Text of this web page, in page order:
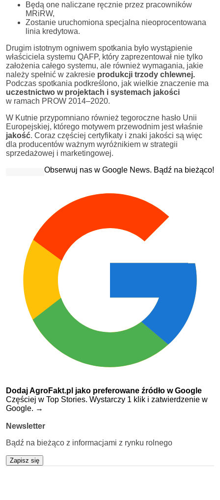
Będą one naliczane ręcznie przez pracowników
MRiRW,
Zostanie uruchomiona specjalna nieoprocentowana
linia kredytowa.
Drugim istotnym ogniwem spotkania było wystąpienie
właściciela systemu QAFP, który zaprezentował nie tylko
założenia całego systemu, ale również wymagania, jakie
należy spełnić w zakresie produkcji trzody chlewnej.
Podczas spotkania podkreślono, jak wielkie znaczenie ma
uczestnictwo w projektach i systemach jakości
w ramach PROW 2014–2020.
W Kutnie przypomniano również tegoroczne hasło Unii
Europejskiej, którego motywem przewodnim jest właśnie
jakość. Coraz częściej certyfikaty i znaki jakości są więc
dla producentów ważnym wyróżnikiem w strategii
sprzedażowej i marketingowej.
Obserwuj nas w Google News. Bądź na bieżąco!
Dodaj AgroFakt.pl jako preferowane źródło w Google
Częściej w Top Stories. Wystarczy 1 klik i zatwierdzenie w
Google. →
Newsletter
Bądź na bieżąco z informacjami z rynku rolnego
Zapisz się